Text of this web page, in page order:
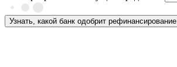
Узнать, какой банк одобрит рефинансирование